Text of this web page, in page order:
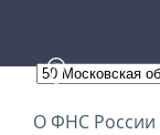
О ФНС России